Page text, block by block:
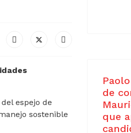
espejo de
sostenible
de
que